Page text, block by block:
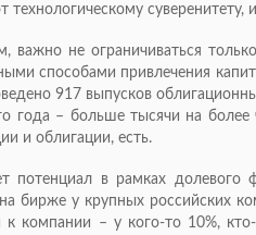
технологическому
важно не ограничиваться
способами привлечения
917 выпусков
года – больше тысячи на
и облигации, есть.
потенциал в рамках долевого
бирже у крупных российских
к компании – у кого-то 10%,